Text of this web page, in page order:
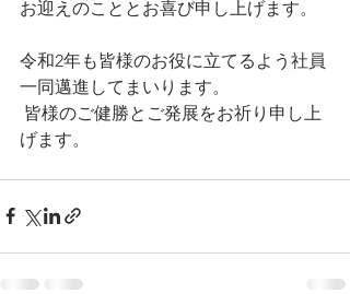
お迎えのこととお喜び申し上げます。
令和2年も皆様のお役に立てるよう社員
一同邁進してまいります。
げます。